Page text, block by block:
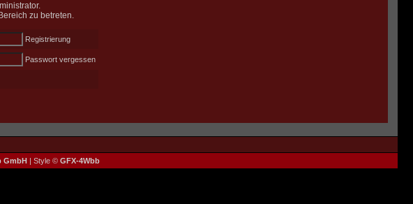
zu betreten.
Registrierung
Passwort vergessen
GmbH| Style © GFX-4Wbb